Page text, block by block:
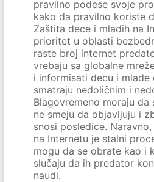
pravilno podese svoje
kako da pravilno koriste
Zaštita dece i mladih na
prioritet u oblasti
raste broj internet
vrebaju sa globalne
i informisati decu i
smatraju nedoličnim i
Blagovremeno moraju da
ne smeju da objavljuju i
snosi posledice.
na Internetu je stalni
mogu da se obrate kao i
slučaju da ih predator
naudi.